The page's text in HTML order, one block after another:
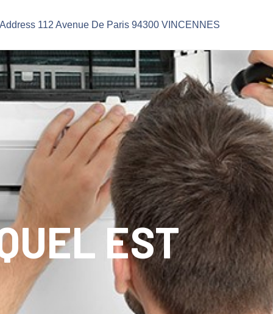
Address 112 Avenue De Paris 94300 VINCENNES
EST